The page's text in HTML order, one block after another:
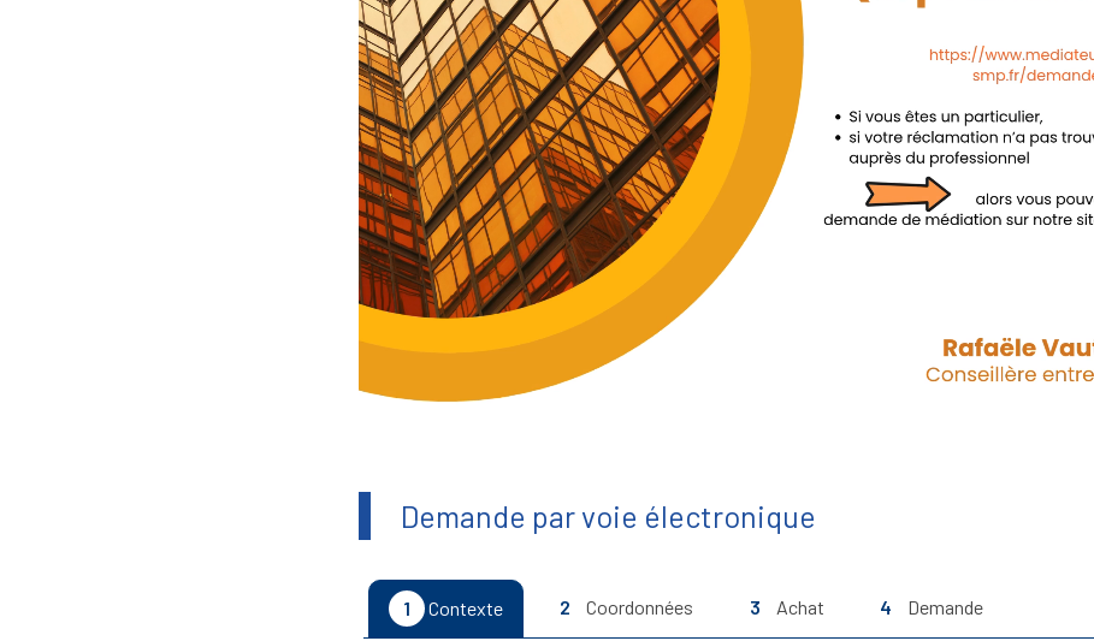
Demande par voie électronique
1 Contexte 2 Coordonnées 3 Achat 4 Demande